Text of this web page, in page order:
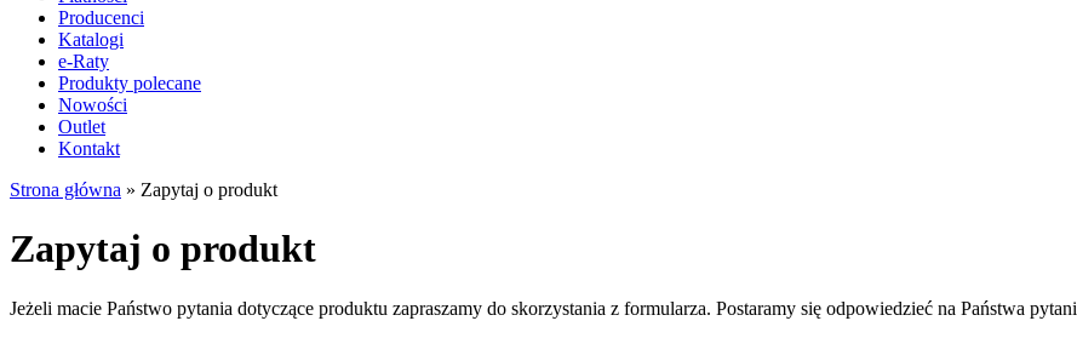
Producenci
Katalogi
e-Raty
Produkty polecane
Nowości
Outlet
Kontakt
Strona główna » Zapytaj o produkt
Zapytaj o produkt
Jeżeli macie Państwo pytania dotyczące produktu zapraszamy do skorzystania z formularza. Postaramy się odpowiedzieć na Państwa